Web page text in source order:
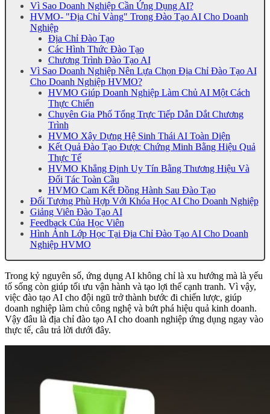
Vì Sao Doanh Nghiệp Cần Ứng Dụng AI?
HVMO- "Địa Chỉ Vàng" Trong Đào Tạo AI Cho Doanh
Nghiệp
Địa Chỉ Đào Tạo
Các Hình Thức Đào Tạo
Chương Trình Đào Tạo AI
Vì Sao Doanh Nghiệp Nên Lựa Chọn Địa Chỉ Đào Tạo AI
Cho Doanh Nghiệp HVMO?
HVMO Giúp Doanh Nghiệp Làm Chủ AI Một Cách
Thực Chiến
Chuyên Gia Phố Tổng Trực Tiếp Dẫn Dắt Chương
Trình
HVMO Xây Dựng Hệ Sinh Thái AI Toàn Diện
Kết Quả Đào Tạo Được Chứng Minh Bằng Hiệu Quả
Thực Tế
HVMO Khẳng Định Uy Tín Bằng Thương Hiệu Và
Đối Tác Toàn Cầu
HVMO Cam Kết Đồng Hành Sau Đào Tạo
Đối Tượng Phù Hợp Với Khóa Học AI Cho Doanh Nghiệp
Giảng Viên Đào Tạo AI
Feedback Của Học Viên
Hình Ảnh Lớp Học Tại Địa Chỉ Đào Tạo AI Cho Doanh
Nghiệp HVMO
Trong kỷ nguyên số, ứng dụng AI không chỉ là xu hướng mà là yếu
tố sống còn giúp tối ưu vận hành và tạo lợi thế cạnh tranh. Vì vậy,
việc đào tạo AI cho đội ngũ trở thành bước đi chiến lược, giúp
doanh nghiệp làm chủ công nghệ và bứt phá hiệu quả kinh doanh.
Vậy đâu là địa chỉ đào tạo AI cho doanh nghiệp ứng dụng ngay vào
thực tế, câu trả lời dưới đây.